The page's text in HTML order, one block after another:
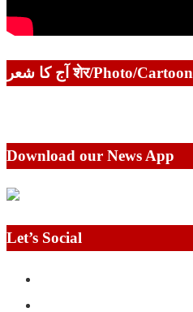
آج کا شعر शेर/Photo/Cartoon
Download our News App
Let’s Social